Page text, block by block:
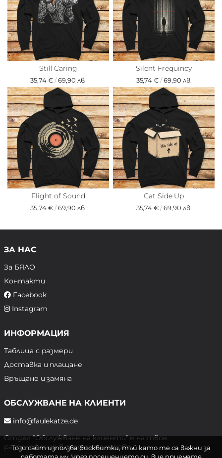
Still Caring
35,74 €/69,90 лв.
Silent Frequincy
35,74 €/69,90 лв.
Flight of Sound
35,74 €/69,90 лв.
Cat Side Up
35,74 €/69,90 лв.
ЗА НАС
За БЯЛО
Контакти
Facebook
Instagram
ИНФОРМАЦИЯ
Таблица с размери
Доставка и плащане
Връщане и замяна
ОБСЛУЖВАНЕ НА КЛИЕНТИ
info@faulekatze.de
Отдел "Обслужване на клиенти" е на твое
разположение в следните часове:
Този сайт използва бисквитки, тъй като те са важни за